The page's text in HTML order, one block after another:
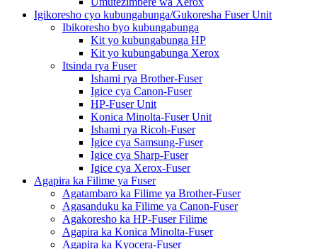
Igikoresho cyo kubungabunga/Gukoresha Fuser Unit
Ibikoresho byo kubungabunga
Kit yo kubungabunga HP
Kit yo kubungabunga Xerox
Itsinda rya Fuser
Ishami rya Brother-Fuser
Igice cya Canon-Fuser
HP-Fuser Unit
Konica Minolta-Fuser Unit
Ishami rya Ricoh-Fuser
Igice cya Samsung-Fuser
Igice cya Sharp-Fuser
Igice cya Xerox-Fuser
Agapira ka Filime ya Fuser
Agatambaro ka Filime ya Brother-Fuser
Agasanduku ka Filime ya Canon-Fuser
Agakoresho ka HP-Fuser Filime
Agapira ka Konica Minolta-Fuser
Agapira ka Kyocera-Fuser